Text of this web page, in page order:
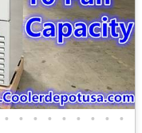
• • • • • • • • •